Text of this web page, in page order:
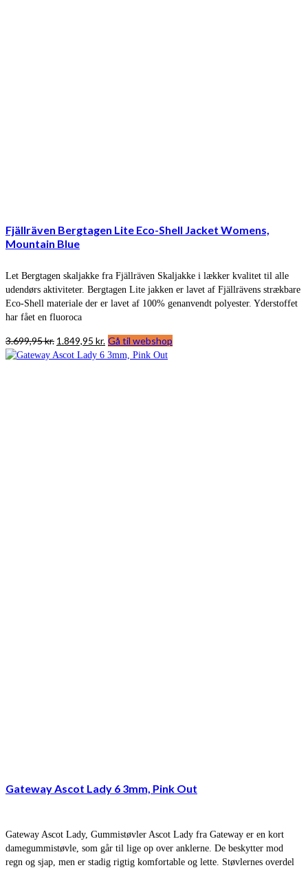
Fjällräven Bergtagen Lite Eco-Shell Jacket Womens,
Mountain Blue
Let Bergtagen skaljakke fra Fjällräven Skaljakke i lækker kvalitet til alle
udendørs aktiviteter. Bergtagen Lite jakken er lavet af Fjällrävens strækbare
Eco-Shell materiale der er lavet af 100% genanvendt polyester. Yderstoffet
har fået en fluoroca
3.699,95kr. Den
oprindelige
1.849,95 kr. Den
aktuelle
Gå til webshop
Gateway Ascot Lady 6 3mm, Pink Out
Gateway Ascot Lady, Gummistøvler Ascot Lady fra Gateway er en kort
damegummistøvle, som går til lige op over anklerne. De beskytter mod
regn og sjap, men er stadig rigtig komfortable og lette. Støvlernes overdel